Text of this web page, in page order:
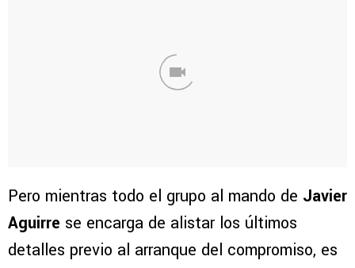
Pero mientras todo el grupo al mando de Javier
Aguirre se encarga de alistar los últimos
detalles previo al arranque del compromiso, es